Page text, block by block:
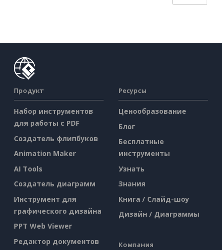
Продукт
Набор инструментов
для работы с PDF
Создатель флипбуков
Animation Maker
AI Tools
Создатель диаграмм
Инструмент для
графического дизайна
PPT Web Viewer
Редактор документов
Ресурсы
Ценообразование
Блог
Бесплатные
инструменты
Узнать
Знания
Книга / Слайд-шоу
Дизайн / Диаграммы
Компания